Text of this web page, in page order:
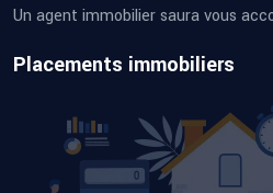
Un agent immobilier saura vous
Placements immobiliers